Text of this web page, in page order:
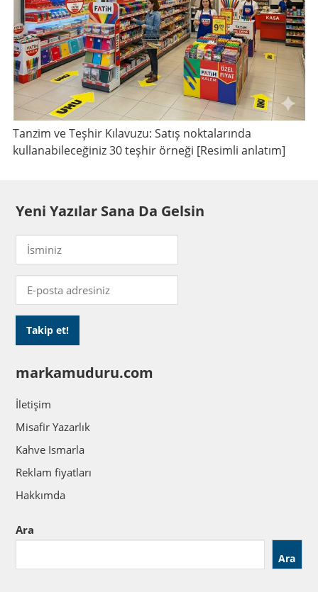
Tanzim ve Teşhir Kılavuzu: Satış noktalarında
kullanabileceğiniz 30 teşhir örneği [Resimli anlatım]
Yeni Yazılar Sana Da Gelsin
markamuduru.com
İletişim
Misafir Yazarlık
Kahve Ismarla
Reklam fiyatları
Hakkımda
Ara
Ara